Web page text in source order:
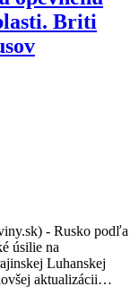
Briti
- Rusko podľa
úsilie na
Luhanskej
aktualizácii…